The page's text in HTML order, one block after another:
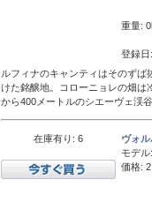
重量:
登録
ルフィナのキャンティはそのず
けた銘醸地。コローニョレの畑は
から400メートルのシエーヴェ渓
在庫有り: 6
ヴォ
モデル:
価格: